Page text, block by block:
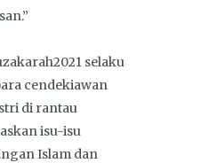
selaku
cendekiawan
di rantau
isu-isu
Islam dan